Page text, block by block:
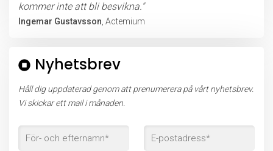
kommer inte att bli besvikna."
Ingemar Gustavsson , Actemium
Nyhetsbrev
Håll dig uppdaterad genom att prenumerera på vårt nyhetsbrev.
Vi skickar ett mail i månaden.